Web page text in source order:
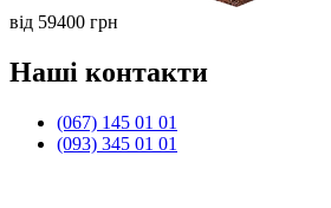
від 59400 грн
Наші контакти
(067) 145 01 01
(093) 345 01 01